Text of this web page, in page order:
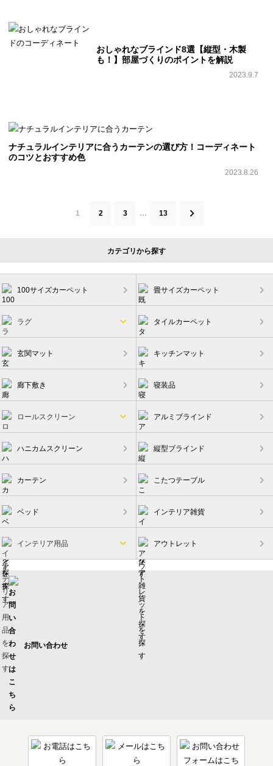
おしゃれなブラインド8選【縦型・木製
も！】部屋づくりのポイントを解説
2023.9.7
ナチュラルインテリアに合うカーテンの選び方！コーディネート
のコツとおすすめ色
2023.8.26
ー
ジ
送
り
1 2 3 … 13
カテゴリから探す
100サイズカーペット 畳サイズカーペット
ラグ タイルカーペット
玄関マット キッチンマット
廊下敷き 寝装品
ロールスクリーン アルミブラインド
ハニカムスクリーン 縦型ブラインド
カーテン こたつテーブル
ベッド インテリア雑貨
インテリア用品 アウトレット
お問い合わせ